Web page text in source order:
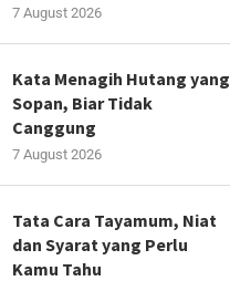
7 August 2026
Kata Menagih Hutang yang
Sopan, Biar Tidak
Canggung
7 August 2026
Tata Cara Tayamum, Niat
dan Syarat yang Perlu
Kamu Tahu